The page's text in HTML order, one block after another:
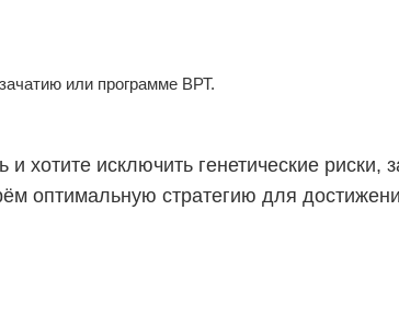
или программе ВРТ.
и хотите исключить генетические
оптимальную стратегию для